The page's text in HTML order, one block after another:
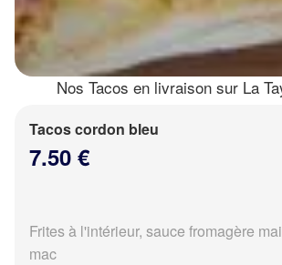
Nos Tacos en livraison sur La
Tacos cordon bleu
7.50 €
Frites à l'intérieur, sauce fromagère
mac